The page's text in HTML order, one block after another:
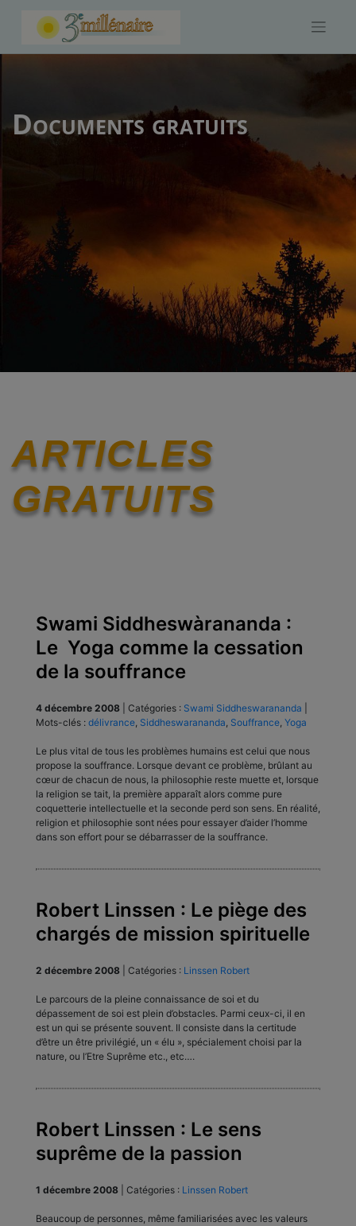
Documents gratuits
ARTICLES
GRATUITS
Swami Siddheswàrananda :
Le Yoga comme la cessation
de la souffrance
4 décembre 2008 Catégories : Swami Siddheswarananda
Mots-clés : délivrance Siddheswarananda Souffrance Yoga
Le plus vital de tous les problèmes humains est celui que nous
propose la souffrance. Lorsque devant ce problème, brûlant au
cœur de chacun de nous, la philosophie reste muette et, lorsque
la religion se tait, la première apparaît alors comme pure
coquetterie intellectuelle et la seconde perd son sens. En réalité,
religion et philosophie sont nées pour essayer d’aider l’homme
dans son effort pour se débarrasser de la souffrance.
Robert Linssen : Le piège des
chargés de mission spirituelle
2 décembre 2008 Catégories : Linssen Robert
Le parcours de la pleine connaissance de soi et du
dépassement de soi est plein d’obstacles. Parmi ceux-ci, il en
est un qui se présente souvent. Il consiste dans la certitude
d’être un être privilégié, un « élu », spécialement choisi par la
nature, ou l’Etre Suprême etc., etc….
Robert Linssen : Le sens
suprême de la passion
1 décembre 2008 Catégories : Linssen Robert
Beaucoup de personnes, même familiarisées avec les valeurs